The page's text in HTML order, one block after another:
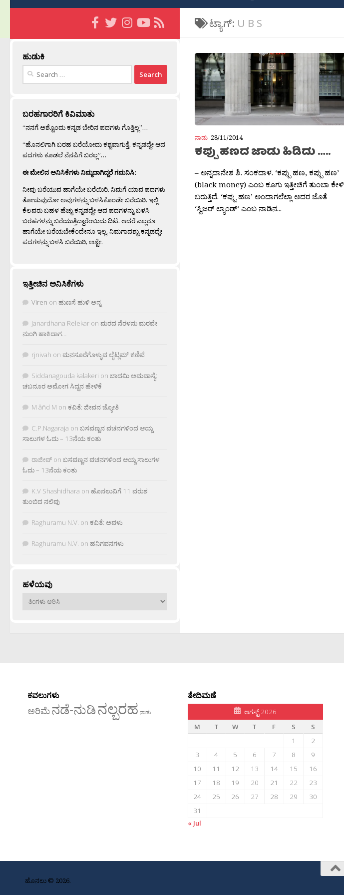
ಟ್ಯಾಗ್: U B S
ನಾಡು 28/11/2014
ಕಪ್ಪು ಹಣದ ಜಾಡು ಹಿಡಿದು …..
– ಅನ್ನದಾನೇಶ ಶಿ. ಸಂಕದಾಳ. ‘ಕಪ್ಪು ಹಣ, ಕಪ್ಪು ಹಣ’
(black money) ಎಂಬ ಕೂಗು ಇತ್ತೀಚಿಗೆ ತುಂಬಾ ಕೇಳಿ
ಬರುತ್ತಿದೆ. ‘ಕಪ್ಪು ಹಣ’ ಅಂದಾಗಲೆಲ್ಲಾ ಅದರ ಜೊತೆ
‘ಸ್ವಿಜರ್ ಲ್ಯಾಂಡ್‘ ಎಂಬ ನಾಡಿನ...
ಹುಡುಕಿ
Search
ಬರಹಗಾರರಿಗೆ ಕಿವಿಮಾತು
“ನನಗೆ ಅಶ್ಟೊಂದು ಕನ್ನಡ ಬೇರಿನ ಪದಗಳು ಗೊತ್ತಿಲ್ಲ”…
“ಹೊನಲಿಗಾಗಿ ಬರಹ ಬರೆಯೋದು ಕಶ್ಟವಾಗುತ್ತೆ. ಕನ್ನಡದ್ದೇ ಆದ
ಪದಗಳು ಕೂಡಲೆ ನೆನಪಿಗೆ ಬರಲ್ಲ”…
ಈ ಮೇಲಿನ ಅನಿಸಿಕೆಗಳು ನಿಮ್ಮದಾಗಿದ್ದರೆ ಗಮನಿಸಿ:
ನೀವು ಬರೆಯುವ ಹಾಗೆಯೇ ಬರೆಯಿರಿ. ನಿಮಗೆ ಯಾವ ಪದಗಳು
ತೋಚುವುದೋ ಅವುಗಳನ್ನು ಬಳಸಿಕೊಂಡೇ ಬರೆಯಿರಿ. ಇಲ್ಲಿ
ಕೆಲವರು ಬಹಳ ಹೆಚ್ಚು ಕನ್ನಡದ್ದೇ ಆದ ಪದಗಳನ್ನು ಬಳಸಿ
ಬರಹಗಳನ್ನು ಬರೆಯುತ್ತಿದ್ದಾರೆಂಬುದು ದಿಟ. ಆದರೆ ಎಲ್ಲರೂ
ಹಾಗೆಯೇ ಬರೆಯಬೇಕೆಂದೇನೂ ಇಲ್ಲ. ನಿಮಗಾದಶ್ಟು ಕನ್ನಡದ್ದೇ
ಪದಗಳನ್ನು ಬಳಸಿ ಬರೆಯಿರಿ, ಅಶ್ಟೇ.
ಇತ್ತೀಚಿನ ಅನಿಸಿಕೆಗಳು
Viren on ಹುಣಸೆ ಹುಳಿ ಅನ್ನ
Janardhana Relekar on ಮರದ ನೆರಳನು ಮರವೇ
ನುಂಗಿ ಹಾಕಿದಾಗ…
rjnivah on ಮನಸೂರೆಗೊಳ್ಳುವ ಲೈಟ್ಲಮ್ ಕಣಿವೆ
Siddanagouda kalakeri on ಬಾದಮಿ ಅಮವಾಸ್ಯೆ:
ಚಬನೂರ ಅಮೋಗ ಸಿದ್ದನ ಹೇಳಿಕೆ
M âñd M on ಕವಿತೆ: ಜೀವನ ಜ್ಯೋತಿ
C.P.Nagaraja on ಬಸವಣ್ಣನ ವಚನಗಳಿಂದ ಆಯ್ದ
ಸಾಲುಗಳ ಓದು – 13ನೆಯ ಕಂತು
ರಾಜೀವ್ on ಬಸವಣ್ಣನ ವಚನಗಳಿಂದ ಆಯ್ದ ಸಾಲುಗಳ
ಓದು – 13ನೆಯ ಕಂತು
K.V Shashidhara on ಹೊನಲುವಿಗೆ 11 ವರುಶ
ತುಂಬಿದ ನಲಿವು
Raghuramu N.V. on ಕವಿತೆ: ಅವಳು
Raghuramu N.V. on ಹನಿಗವನಗಳು
ಹಳೆಯವು
ಹಳೆಯವು
ಕವಲುಗಳು
ಅರಿಮೆನಡೆ-ನುಡಿನಲ್ಬರಹ ನಾಡು
ತೇದಿಮಣೆ
ಆಗಸ್ಟ್ 2026
M
T W T F S
S
1
2
3
4 5 6 7 8
9
10
11 12 13 14 15
16
17
18 19 20 21 22
23
24
25 26 27 28 29
30
31
« Jul
ಹೊನಲು © 2026.